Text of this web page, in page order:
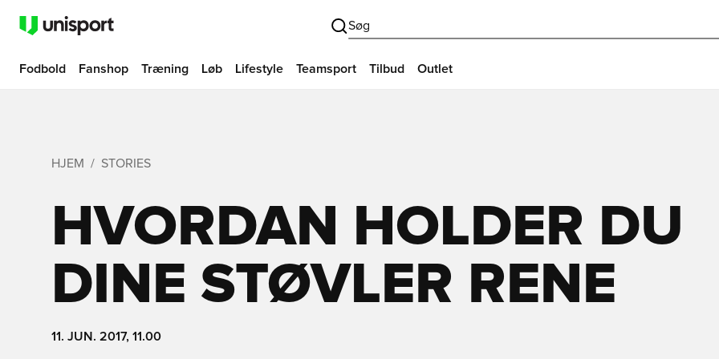
Søg
Fodbold Fanshop Træning Løb Lifestyle Teamsport Tilbud Outlet
HJEM STORIES
HVORDAN HOLDER DU
DINE STØVLER RENE
11. JUN. 2017, 11.00